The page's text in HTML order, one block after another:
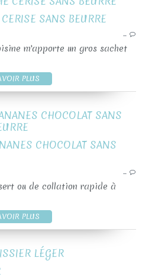
…
m'apporte un gros sachet
PLUS
CHOCOLAT SANS
…
ou de collation rapide à
PLUS
LÉGER